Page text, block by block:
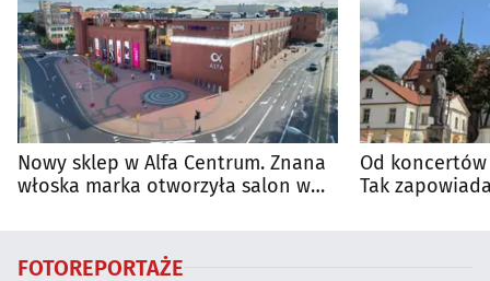
Nowy sklep w Alfa Centrum. Znana
włoska marka otworzyła salon w
Od
Tak
FOTOREPORTAŻE